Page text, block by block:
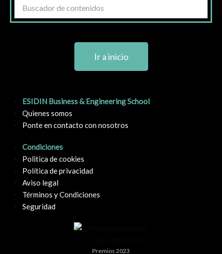
Ir a inicio
ESIDIN Business & Engineering School
Quienes somos
Ponte en contacto con nosotros
Condiciones
Politica de cookies
Política de privacidad
Aviso legal
Términos y Condiciones
Seguridad
Premios 2023